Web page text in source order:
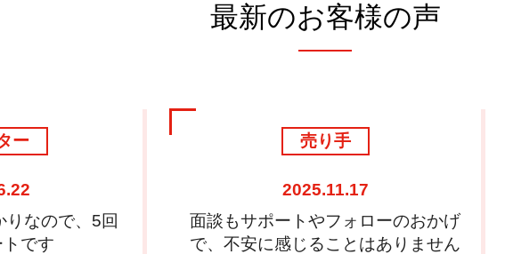
最新のお客様の声
ー
りなので、5回
です
売り手
2025.11.17
面談もサポートやフォローのおかげ
で、不安に感じることはありません